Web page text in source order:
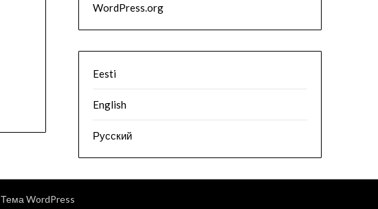
WordPress.org
Eesti
English
Русский
Тема WordPress